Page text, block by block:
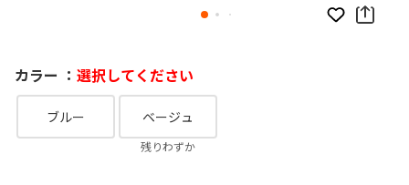
お気に入り
カラー ： 選択してください
ブルー ベージュ
残りわずか